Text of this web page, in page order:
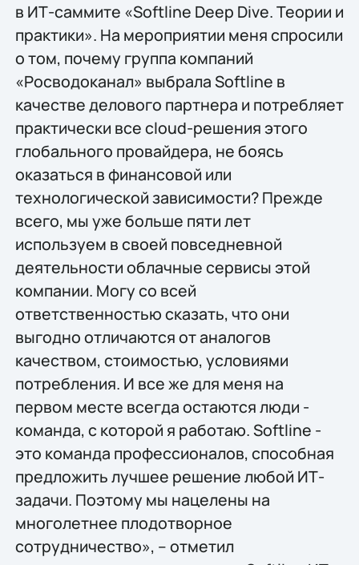
в ИТ-саммите «Softline Deep Dive. Теории и
практики». На мероприятии меня спросили
о том, почему группа компаний
«Росводоканал» выбрала Softline в
качестве делового партнера и потребляет
практически все cloud-решения этого
глобального провайдера, не боясь
оказаться в финансовой или
технологической зависимости? Прежде
всего, мы уже больше пяти лет
используем в своей повседневной
деятельности облачные сервисы этой
компании. Могу со всей
ответственностью сказать, что они
выгодно отличаются от аналогов
качеством, стоимостью, условиями
потребления. И все же для меня на
первом месте всегда остаются люди -
команда, с которой я работаю. Softline -
это команда профессионалов, способная
предложить лучшее решение любой ИТ-
задачи. Поэтому мы нацелены на
многолетнее плодотворное
сотрудничество», – отметил